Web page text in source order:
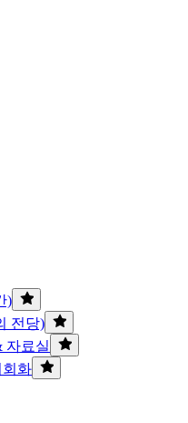
)
전당)
자료실
회화